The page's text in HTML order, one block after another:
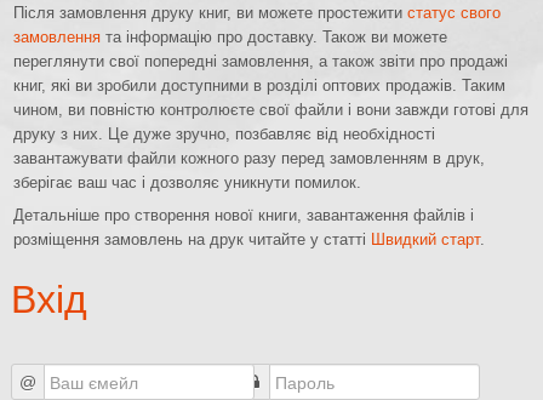
Після замовлення друку книг, ви можете простежити статус свого
замовлення та інформацію про доставку. Також ви можете
переглянути свої попередні замовлення, а також звіти про продажі
книг, які ви зробили доступними в розділі оптових продажів. Таким
чином, ви повністю контролюєте свої файли і вони завжди готові для
друку з них. Це дуже зручно, позбавляє від необхідності
завантажувати файли кожного разу перед замовленням в друк,
зберігає ваш час і дозволяє уникнути помилок.
Детальніше про створення нової книги, завантаження файлів і
розміщення замовлень на друк читайте у статті
Швидкий старт.
Вхід
@